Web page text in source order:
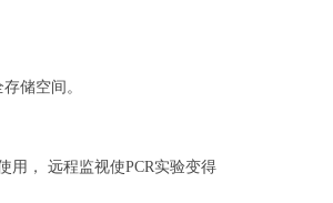
储空间。
用， 远程监视使PCR实验变得